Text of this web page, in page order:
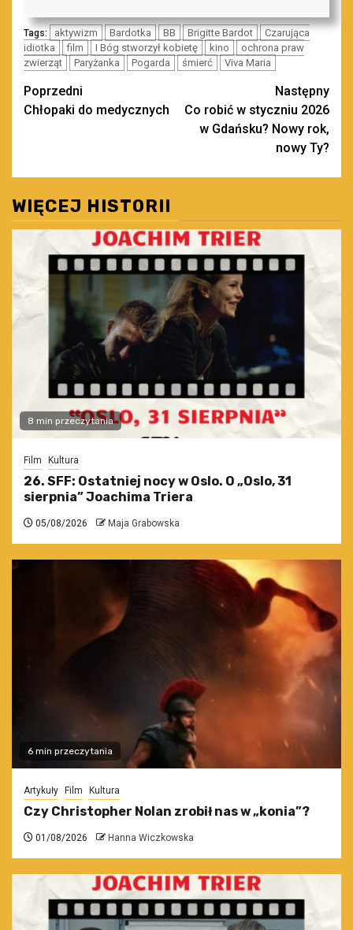
Tags: aktywizm Bardotka BB Brigitte Bardot
Czarująca
idiotka
film I Bóg stworzył kobietę kino
ochrona praw
zwierząt
Paryżanka Pogarda śmierć Viva Maria
Zobacz
wpisy
Poprzedni
Chłopaki do medycznych
Następny
Co robić w styczniu 2026
w Gdańsku? Nowy rok,
nowy Ty?
WIĘCEJ HISTORII
8 min przeczytania
Film Kultura
26. SFF: Ostatniej nocy w Oslo. O „Oslo, 31
sierpnia” Joachima Triera
05/08/2026 Maja Grabowska
6 min przeczytania
Artykuły Film Kultura
Czy Christopher Nolan zrobił nas w „konia”?
01/08/2026 Hanna Wiczkowska